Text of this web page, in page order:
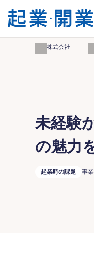
弥生株式会社
未経験
の魅力
起業時の課題 事